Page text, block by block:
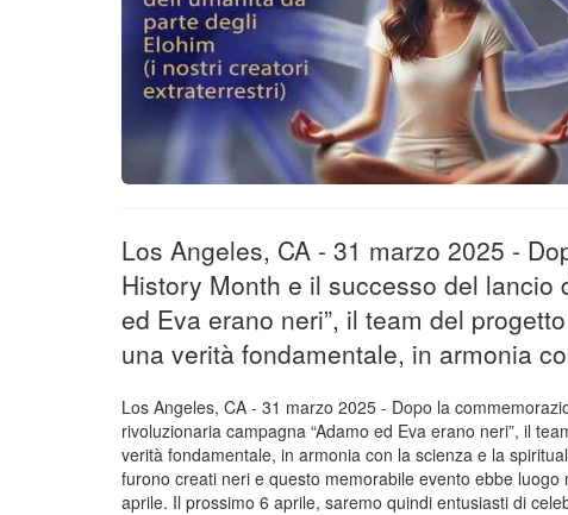
Los Angeles, CA - 31 marzo 2025 -
History Month e il successo del lancio
ed Eva erano neri”, il team del
una verità fondamentale, in armonia
Los Angeles, CA - 31 marzo 2025 - Dopo la
rivoluzionaria campagna “Adamo ed Eva erano neri”, il
verità fondamentale, in armonia con la scienza e la
furono creati neri e questo memorabile evento ebbe
aprile. Il prossimo 6 aprile, saremo quindi entusiasti di